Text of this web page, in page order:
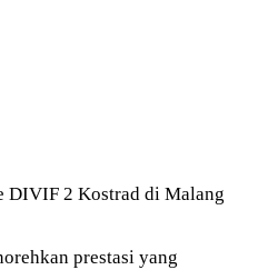
DIVIF 2 Kostrad di Malang
prestasi yang